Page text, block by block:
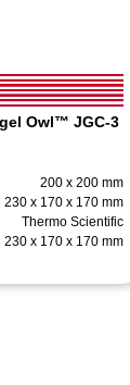
Owl™ JGC-3
200 x 200 mm
230 x 170 x 170 mm
Thermo Scientific
230 x 170 x 170 mm